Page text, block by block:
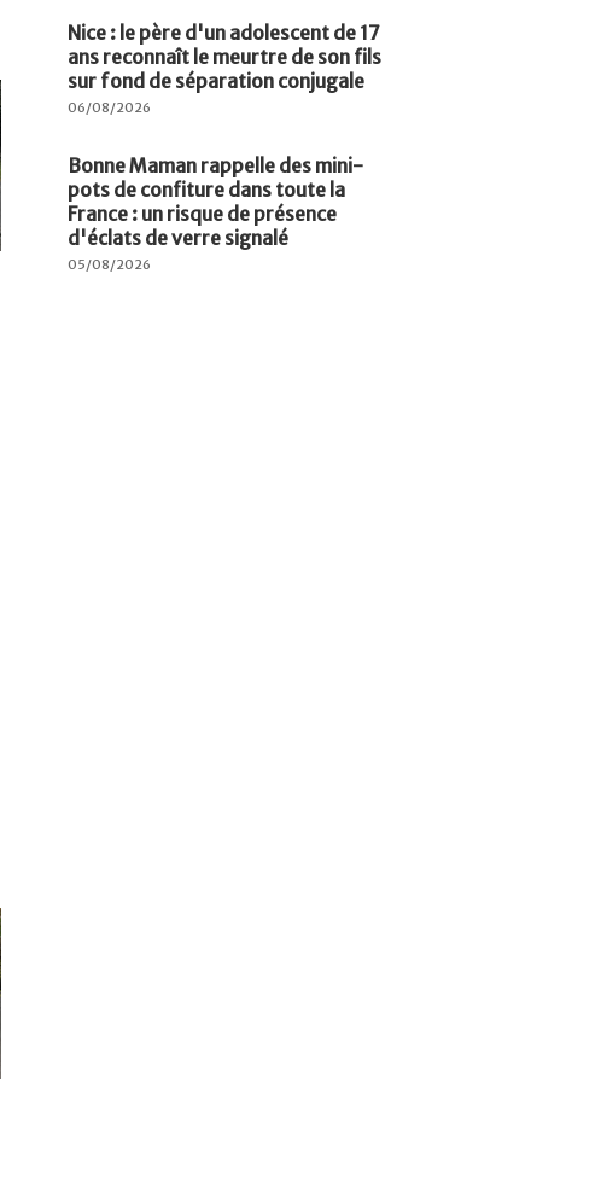
Nice : le père d'un adolescent de 17
ans reconnaît le meurtre de son fils
sur fond de séparation conjugale
06/08/2026
Bonne Maman rappelle des mini-
pots de confiture dans toute la
France : un risque de présence
d'éclats de verre signalé
05/08/2026